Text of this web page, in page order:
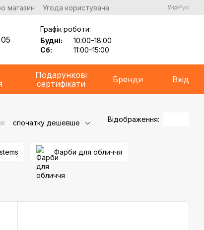
магазин Угода користувача УкрРус
Графік роботи:
Будні:
10:00–18:00
Сб:
11:00–15:00
Подарункові
сертифікати
Бренди Вхід
спочатку дешевше Відображення:
Фарби для обличчя